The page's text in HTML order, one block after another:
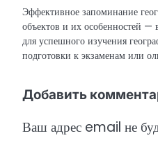
з
а
и
с
Эффективное запоминание
объектов и их особенностей
для успешного изучения
подготовки к экзаменам или
Добавить
Ваш адрес email не